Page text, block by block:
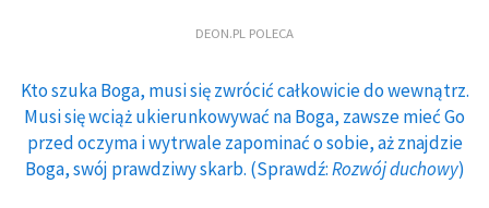
DEON.PL POLECA
Kto szuka Boga, musi się zwrócić całkowicie do wewnątrz.
Musi się wciąż ukierunkowywać na Boga, zawsze mieć Go
przed oczyma i wytrwale zapominać o sobie, aż znajdzie
Boga, swój prawdziwy skarb. (Sprawdź:Rozwój duchowy)